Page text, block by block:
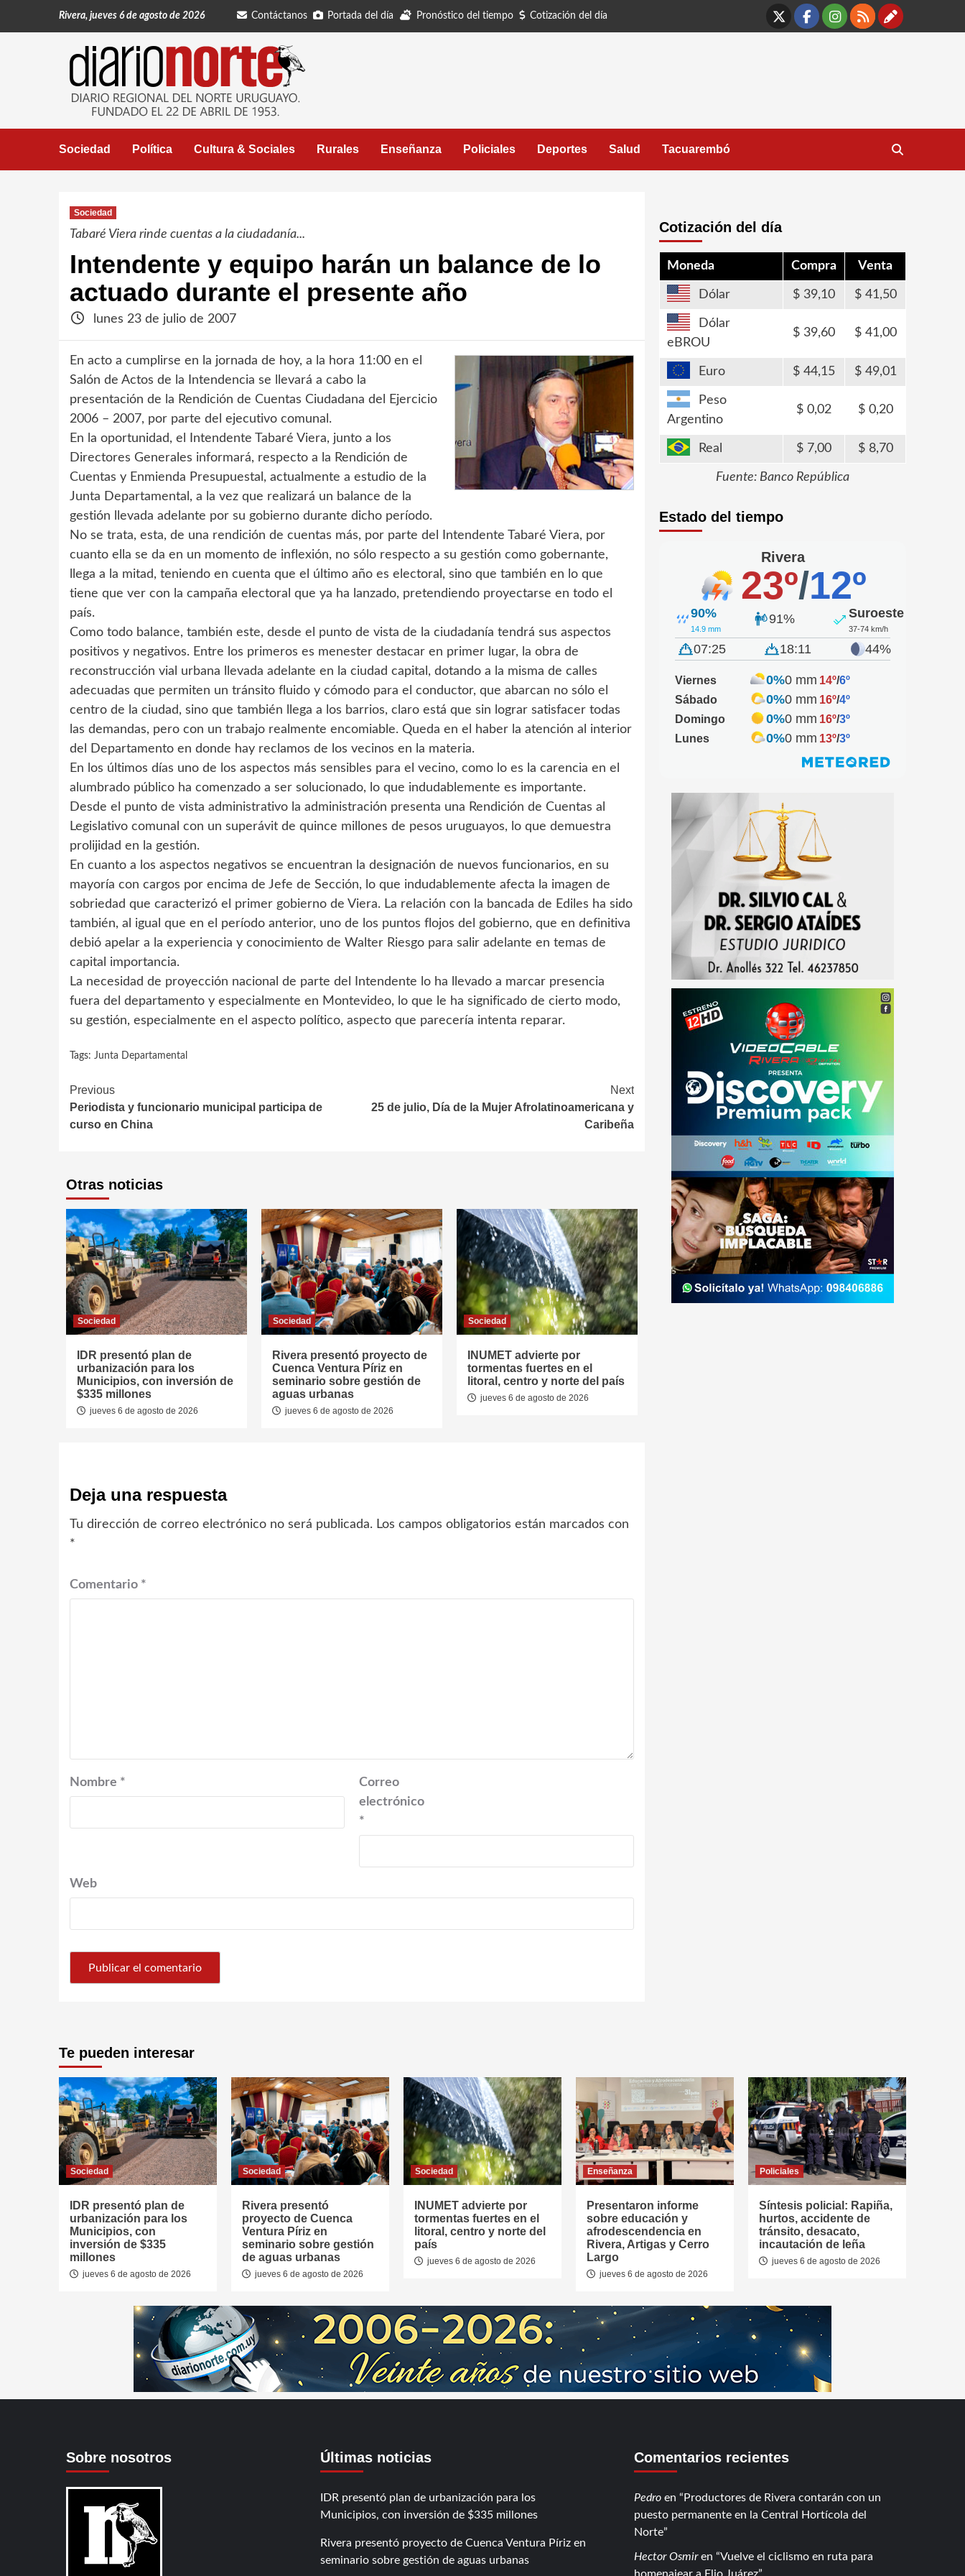
Rivera, jueves 6 de agosto de 2026 Contáctanos Portada del día Pronóstico del tiempo Cotización del día
X Facebook
Instagram
RSS
Sociedad Política Cultura & Sociales Rurales Enseñanza Policiales Deportes Salud Tacuarembó
Sociedad
Tabaré Viera rinde cuentas a la ciudadanía...
Intendente y equipo harán un balance de lo
actuado durante el presente año
lunes 23 de julio de 2007
En acto a cumplirse en la jornada de hoy, a la hora 11:00 en el
Salón de Actos de la Intendencia se llevará a cabo la
presentación de la Rendición de Cuentas Ciudadana del Ejercicio
2006 – 2007, por parte del ejecutivo comunal.
En la oportunidad, el Intendente Tabaré Viera, junto a los
Directores Generales informará, respecto a la Rendición de
Cuentas y Enmienda Presupuestal, actualmente a estudio de la
Junta Departamental, a la vez que realizará un balance de la
gestión llevada adelante por su gobierno durante dicho período.
No se trata, esta, de una rendición de cuentas más, por parte del Intendente Tabaré Viera, por
cuanto ella se da en un momento de inflexión, no sólo respecto a su gestión como gobernante,
llega a la mitad, teniendo en cuenta que el último año es electoral, sino que también en lo que
tiene que ver con la campaña electoral que ya ha lanzado, pretendiendo proyectarse en todo el
país.
Como todo balance, también este, desde el punto de vista de la ciudadanía tendrá sus aspectos
positivos y negativos. Entre los primeros es menester destacar en primer lugar, la obra de
reconstrucción vial urbana llevada adelante en la ciudad capital, dotando a la misma de calles
adecuadas que permiten un tránsito fluido y cómodo para el conductor, que abarcan no sólo el
centro de la ciudad, sino que también llega a los barrios, claro está que sin lograr satisfacer todas
las demandas, pero con un trabajo realmente encomiable. Queda en el haber la atención al interior
del Departamento en donde hay reclamos de los vecinos en la materia.
En los últimos días uno de los aspectos más sensibles para el vecino, como lo es la carencia en el
alumbrado público ha comenzado a ser solucionado, lo que indudablemente es importante.
Desde el punto de vista administrativo la administración presenta una Rendición de Cuentas al
Legislativo comunal con un superávit de quince millones de pesos uruguayos, lo que demuestra
prolijidad en la gestión.
En cuanto a los aspectos negativos se encuentran la designación de nuevos funcionarios, en su
mayoría con cargos por encima de Jefe de Sección, lo que indudablemente afecta la imagen de
sobriedad que caracterizó el primer gobierno de Viera. La relación con la bancada de Ediles ha sido
también, al igual que en el período anterior, uno de los puntos flojos del gobierno, que en definitiva
debió apelar a la experiencia y conocimiento de Walter Riesgo para salir adelante en temas de
capital importancia.
La necesidad de proyección nacional de parte del Intendente lo ha llevado a marcar presencia
fuera del departamento y especialmente en Montevideo, lo que le ha significado de cierto modo,
su gestión, especialmente en el aspecto político, aspecto que parecería intenta reparar.
Tags: Junta Departamental
Continue
Reading
Previous
Periodista y funcionario municipal participa de
curso en China
Next
25 de julio, Día de la Mujer Afrolatinoamericana y
Caribeña
Otras noticias
Sociedad
IDR presentó plan de
urbanización para los
Municipios, con inversión de
$335 millones
jueves 6 de agosto de 2026
Sociedad
Rivera presentó proyecto de
Cuenca Ventura Píriz en
seminario sobre gestión de
aguas urbanas
jueves 6 de agosto de 2026
Sociedad
INUMET advierte por
tormentas fuertes en el
litoral, centro y norte del país
jueves 6 de agosto de 2026
Deja una respuesta
Tu dirección de correo electrónico no será publicada. Los campos obligatorios están marcados con
*
Comentario *
Nombre *
Correo
electrónico
*
Web
Cotización del día
Moneda Compra Venta
Dólar 39,10 41,50
Dólar
eBROU
39,60 41,00
Euro 44,15 49,01
Peso
Argentino
0,02 0,20
Real 7,00 8,70
Fuente: Banco República
Estado del tiempo
Rivera
23º/12º
90%
14.9 mm
91% Suroeste
37-74 km/h
07:25 18:11 44%
Viernes 0%0 mm 14º/6º
Sábado
0%0 mm 16º/4º
Domingo
0%0 mm 16º/3º
Lunes
0%0 mm 13º/3º
Te pueden interesar
Sociedad
IDR presentó plan de
urbanización para los
Municipios, con
inversión de $335
millones
jueves 6 de agosto de 2026
Sociedad
Rivera presentó
proyecto de Cuenca
Ventura Píriz en
seminario sobre gestión
de aguas urbanas
jueves 6 de agosto de 2026
Sociedad
INUMET advierte por
tormentas fuertes en el
litoral, centro y norte del
país
jueves 6 de agosto de 2026
Enseñanza
Presentaron informe
sobre educación y
afrodescendencia en
Rivera, Artigas y Cerro
Largo
jueves 6 de agosto de 2026
Policiales
Síntesis policial: Rapiña,
hurtos, accidente de
tránsito, desacato,
incautación de leña
jueves 6 de agosto de 2026
Sobre nosotros Últimas noticias
IDR presentó plan de urbanización para los
Municipios, con inversión de $335 millones
Rivera presentó proyecto de Cuenca Ventura Píriz en
seminario sobre gestión de aguas urbanas
Comentarios recientes
Pedroen
Productores de Rivera contarán con un
puesto permanente en la Central Hortícola del
Norte
Hector Osmiren
Vuelve el ciclismo en ruta para